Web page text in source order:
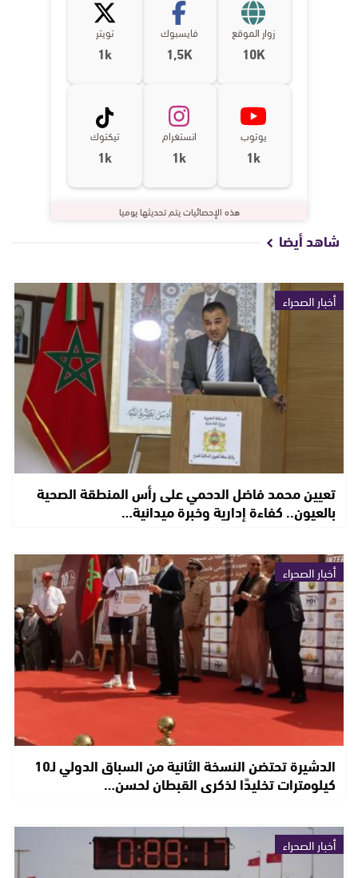
زوار الموقع
10K
فايسبوك
1,5K
تويتر
1k
يوتوب
1k
انستغرام
1k
تيكتوك
1k
هذه الإحصائيات يتم تحديثها يوميا
شاهد أيضا
أخبار الصحراء
تعيين محمد فاضل الدحمي على رأس المنطقة الصحية
بالعيون.. كفاءة إدارية وخبرة ميدانية…
أخبار الصحراء
الدشيرة تحتضن النسخة الثانية من السباق الدولي لـ10
كيلومترات تخليدًا لذكرى القبطان لحسن…
أخبار الصحراء